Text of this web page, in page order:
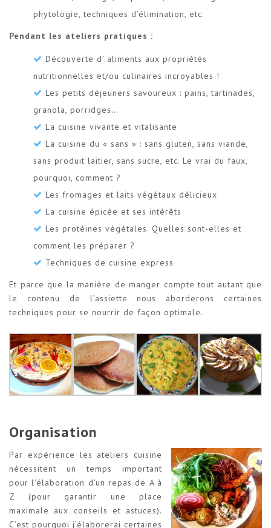
phytologie, techniques d’élimination, etc.
Pendant les ateliers pratiques :
Découverte d’ aliments aux propriétés
nutritionnelles et/ou culinaires incroyables !
Les petits déjeuners savoureux : pains, tartinades,
granola, porridges…
La cuisine vivante et vitalisante
La cuisine du « sans » : sans gluten, sans viande,
sans produit laitier, sans sucre, etc. Le vrai du faux,
pourquoi, comment ?
Les fromages et laits végétaux délicieux
La cuisine épicée et ses intérêts
Les protéines végétales. Quelles sont-elles et
comment les préparer ?
Techniques de cuisine express
Et parce que la manière de manger compte tout autant que
le contenu de l’assiette nous aborderons certaines
techniques pour se nourrir de façon optimale.
Organisation
Par expérience les ateliers cuisine
nécessitent un temps important
pour l’élaboration d’un repas de A à
Z (pour garantir une place
maximale aux conseils et astuces).
C’est pourquoi j’élaborerai certaines